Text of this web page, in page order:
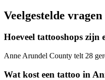
Veelgestelde
Hoeveel tattooshops
Anne Arundel County telt 28
Wat kost een tattoo in